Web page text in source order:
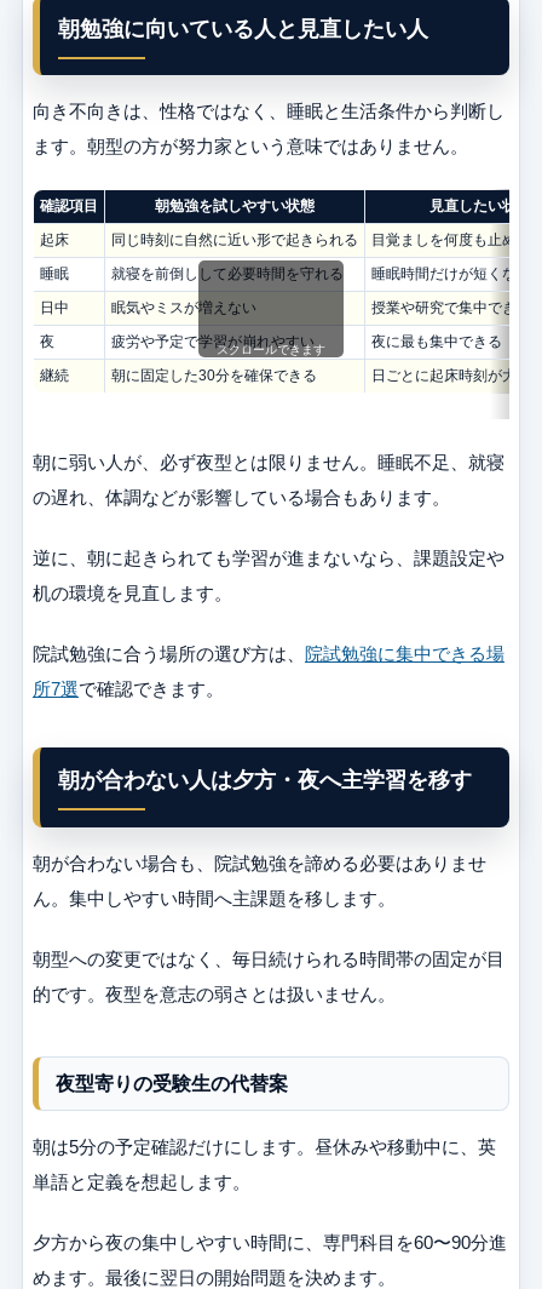
朝勉強に向いている人と見直したい人
向き不向きは、性格ではなく、睡眠と生活条件から判断し
ます。朝型の方が努力家という意味ではありません。
確認項目 朝勉強を試しやすい状態
見直したい状態
起床
同じ時刻に自然に近い形で起きられる
目覚ましを何度も止める
睡眠
就寝を前倒しして必要時間を守れる
睡眠時間だけが短くなる
日中
眠気やミスが増えない
授業や研究で集中できな
夜
疲労や予定で学習が崩れやすい
夜に最も集中できる
継続
朝に固定した30分を確保できる 日ごとに起床時刻が大き
スクロールできます
朝に弱い人が、必ず夜型とは限りません。睡眠不足、就寝
の遅れ、体調などが影響している場合もあります。
逆に、朝に起きられても学習が進まないなら、課題設定や
机の環境を見直します。
院試勉強に合う場所の選び方は、 院試勉強に集中できる場
所7選で確認できます。
朝が合わない人は夕方・夜へ主学習を移す
朝が合わない場合も、院試勉強を諦める必要はありませ
ん。集中しやすい時間へ主課題を移します。
朝型への変更ではなく、毎日続けられる時間帯の固定が目
的です。夜型を意志の弱さとは扱いません。
夜型寄りの受験生の代替案
朝は5分の予定確認だけにします。昼休みや移動中に、英
単語と定義を想起します。
夕方から夜の集中しやすい時間に、専門科目を60〜90分進
めます。最後に翌日の開始問題を決めます。